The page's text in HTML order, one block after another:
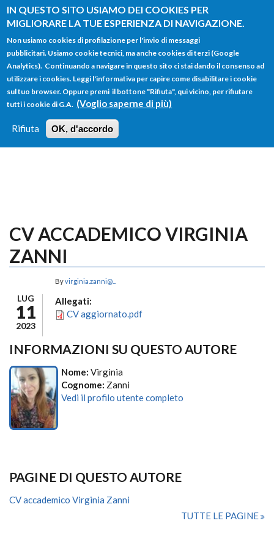
IN QUESTO SITO USIAMO DEI COOKIES PER
MIGLIORARE LA TUE ESPERIENZA DI NAVIGAZIONE.
Non usiamo cookies di profilazione per l'invio di messaggi
pubblicitari. Usiamo cookie tecnici, ma anche cookies di terzi (Google
Analytics). Continuando a navigare in questo sito ci stai dando il consenso ad
utilizzare i cookies. Leggi l'informativa per capire come disabilitare i cookie
sul tuo browser. Oppure premi il bottone "Rifiuta", qui vicino, per rifiutare
tutti i cookie di G.A. (Voglio saperne di più)
Rifiuta OK, d'accordo
Salta al contenuto principale
FORM
DI
RICERCA
Main menu
HOME TUTTI I PROFILI
LOGIN
CV ACCADEMICO VIRGINIA
ZANNI
LUG
11
2023
Byvirginia.zanni@...
Allegati:
CV aggiornato.pdf
INFORMAZIONI SU QUESTO AUTORE
Nome: Virginia
Cognome: Zanni
Vedi il profilo utente completo
PAGINE DI QUESTO AUTORE
CV accademico Virginia Zanni
TUTTE LE PAGINE